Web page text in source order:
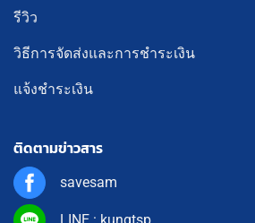
รีวิว
วิธีการจัดส่งและการชำระเงิน
แจ้งชำระเงิน
ติดตามข่าวสาร
savesam
LINE : kungtsp